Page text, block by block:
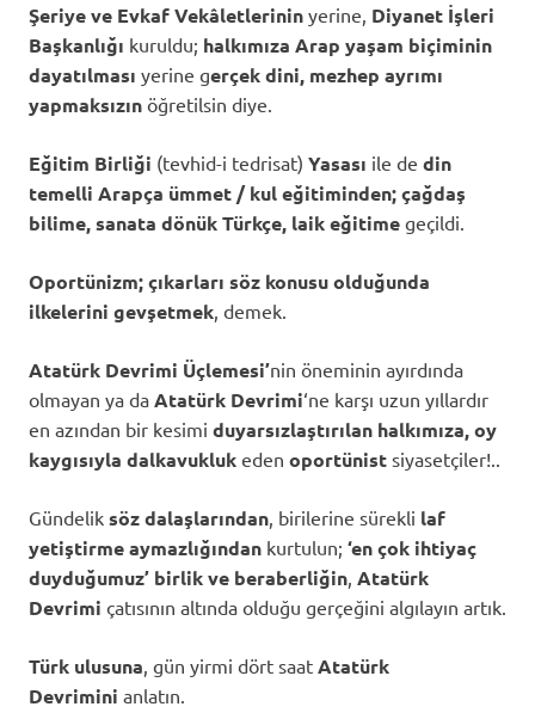
Şeriye ve Evkaf Vekâletlerinin yerine, Diyanet İşleri
Başkanlığı kuruldu; halkımıza Arap yaşam biçiminin
dayatılması yerine gerçek dini, mezhep ayrımı
yapmaksızın öğretilsin diye.
Eğitim Birliği (tevhid-i tedrisat) Yasası ile de din
temelli Arapça ümmet / kul eğitiminden; çağdaş
bilime, sanata dönük Türkçe, laik eğitime geçildi.
Oportünizm;çıkarları söz konusu olduğunda
ilkelerini gevşetmek , demek.
Atatürk Devrimi Üçlemesi’nin öneminin ayırdında
olmayan ya da Atatürk Devrimi‘ne karşı uzun yıllardır
en azından bir kesimi duyarsızlaştırılan halkımıza, oy
kaygısıyla dalkavukluk eden oportünist siyasetçiler!..
Gündelik söz dalaşlarından , birilerine sürekli laf
yetiştirme aymazlığından kurtulun; ‘en çok ihtiyaç
duyduğumuz’ birlik ve beraberliğin Atatürk
Devrimi çatısının altında olduğu gerçeğini algılayın artık.
Türk ulusuna , gün yirmi dört saat Atatürk
Devrimini anlatın.